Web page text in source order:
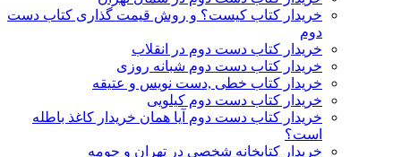
خریدار کتاب کیست؟ و روش قیمت گذاری کتاب دست
دوم
خریدار کتاب دست دوم در انقلاب
خریدار کتاب دست دوم شبانه روزی
خریدار کتاب خطی ,دست نویس و عتیقه
خریدار کتاب دست دوم کیلویی
خریدار کتاب دست دوم آیا همان خریدار کاغذ باطله
است؟
خریدار کتابخانه شخصی در تهران و حومه